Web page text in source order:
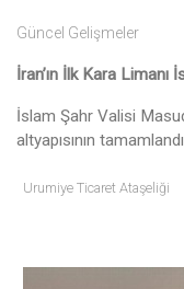
Güncel Gelişmeler
İran’ın İlk Kara
İslam Şahr Valisi
altyapısının
Urumiye Ticaret Ataşeliği